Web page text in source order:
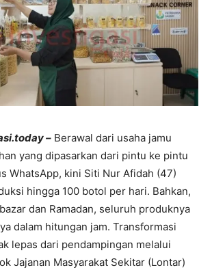
– Berawal dari usaha jamu
yang dipasarkan dari pintu ke pintu
WhatsApp, kini Siti Nur Afidah (47)
hingga 100 botol per hari. Bahkan,
dan Ramadan, seluruh produknya
dalam hitungan jam. Transformasi
lepas dari pendampingan melalui
Jajanan Masyarakat Sekitar (Lontar)